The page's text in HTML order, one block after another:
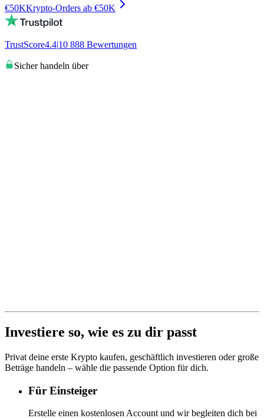
€50KKrypto-Orders ab €50K
TrustScore4.4|10 888 Bewertungen
Sicher handeln über
Investiere so, wie es zu dir passt
Privat deine erste Krypto kaufen, geschäftlich investieren oder große
Beträge handeln – wähle die passende Option für dich.
Für Einsteiger
Erstelle einen kostenlosen Account und wir begleiten dich bei